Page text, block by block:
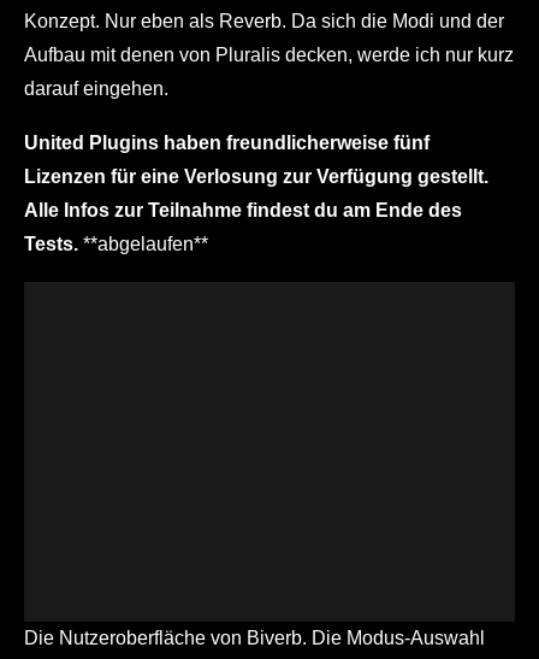
Konzept. Nur eben als Reverb. Da sich die Modi und der
Aufbau mit denen von Pluralis decken, werde ich nur kurz
darauf eingehen.
United Plugins haben freundlicherweise fünf
Lizenzen für eine Verlosung zur Verfügung gestellt.
Alle Infos zur Teilnahme findest du am Ende des
Tests. **abgelaufen**
Die Nutzeroberfläche von Biverb. Die Modus-Auswahl